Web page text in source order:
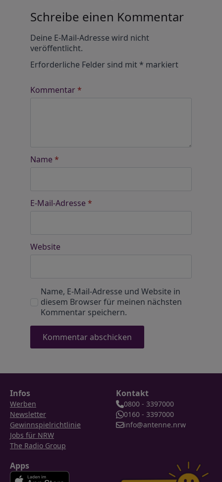
Schreibe einen Kommentar
Deine E-Mail-Adresse wird nicht
veröffentlicht.
Erforderliche Felder sind mit* markiert
Kommentar*
Name *
E-Mail-Adresse *
Website
Name, E-Mail-Adresse und Website in
diesem Browser für meinen nächsten
Kommentar speichern.
Infos
Werben
Newsletter
Gewinnspielrichtlinie
Jobs für NRW
The Radio Group
Kontakt
0800 - 3397000
0160 - 3397000
info@antenne.nrw
Apps